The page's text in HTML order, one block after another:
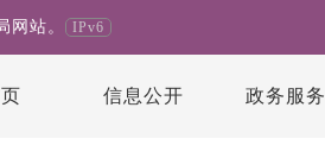
网站。 IPv6
信息公开 政务服务